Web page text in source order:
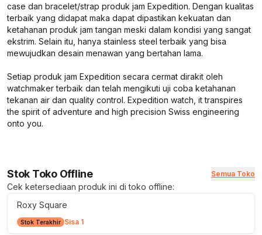
case dan bracelet/strap produk jam Expedition. Dengan kualitas
terbaik yang didapat maka dapat dipastikan kekuatan dan
ketahanan produk jam tangan meski dalam kondisi yang sangat
ekstrim. Selain itu, hanya stainless steel terbaik yang bisa
mewujudkan desain menawan yang bertahan lama.
Setiap produk jam Expedition secara cermat dirakit oleh
watchmaker terbaik dan telah mengikuti uji coba ketahanan
tekanan air dan quality control. Expedition watch, it transpires
the spirit of adventure and high precision Swiss engineering
onto you.
Stok Toko Offline Semua Toko
Cek ketersediaan produk ini di toko offline:
Roxy Square
Stok Terakhir Sisa 1